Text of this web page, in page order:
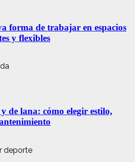
forma de trabajar en espacios
y flexibles
de lana: cómo elegir estilo,